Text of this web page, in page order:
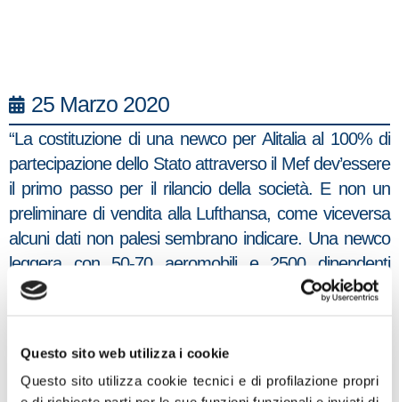
Questo sito web utilizza i cookie
Questo sito utilizza cookie tecnici e di profilazione propri
25 Marzo 2020
“La costituzione di una newco per Alitalia al 100% di
partecipazione dello Stato attraverso il Mef dev’essere
il primo passo per il rilancio della società. E non un
preliminare di vendita alla Lufthansa, come viceversa
alcuni dati non palesi sembrano indicare. Una newco
leggera con 50-70 aeromobili e 2500 dipendenti
diventerebbe una low-cost per trasporto aereo
Direi che ormai siamo vaccinati per questi trucchetti